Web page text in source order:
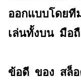
ออกแบบโดยที
เล่นทั้งบน มือ
ข้อดี ของ สล็อ